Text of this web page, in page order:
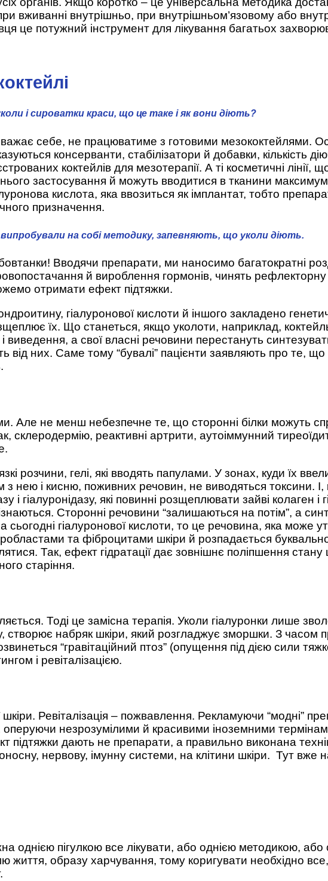
вживанні внутрішньо, при внутрішньом’язовому або
це потужний інструмент для лікування багатьох
і сироватки краси, що це таке і як вони діють?
себе, не працюватиме з готовими мезококтейлями.
консерванти, стабілізатори й добавки, кількість
коктейлів для мезотерапії. А ті косметичні
застосування й можуть вводитися в тканини
кислота, яка ввозиться як імплантат, тобто
призначення.
на собі методику, запевняють, що уколи діють.
Вводячи препарати, ми наносимо багатократні
й вироблення гормонів, чинять
отримати ефект підтяжки.
гіалуронової кислоти й іншого закладено
їх. Що станеться, якщо уколоти, наприклад,
а свої власні речовини перестануть
від них. Саме тому “бувалі” пацієнти заявляють про те, що
Але не менш небезпечне те, що сторонні білки можуть
склеродермію, реактивні артрити, аутоіммунний
розчини, гелі, які вводять папулами. У зонах, куди їх
нею і кисню, поживних речовин, не виводяться токсини. І,
і гіалуронідазу, які повинні розщеплювати зайві колаген
Сторонні речовини “залишаються на потім”, а
гіалуронової кислоти, то це речовина, яка може
та фіброцитами шкіри й розпадається
Так, ефект гідратації дає зовнішнє поліпшення
старіння.
Тоді це замісна терапія. Уколи гіалуронки лише
створює набряк шкіри, який розгладжує зморшки. З часом
“гравітаційний птоз” (опущення під дією сили
і ревіталізацією.
шкіри. Ревіталізація – пожвавлення. Рекламуючи “модні”
оперуючи незрозумілими й красивими іноземними
підтяжки дають не препарати, а правильно виконана
нервову, імунну системи, на клітини шкіри. Тут
пігулкою все лікувати, або однією методикою, або
життя, образу харчування, тому коригувати необхідно